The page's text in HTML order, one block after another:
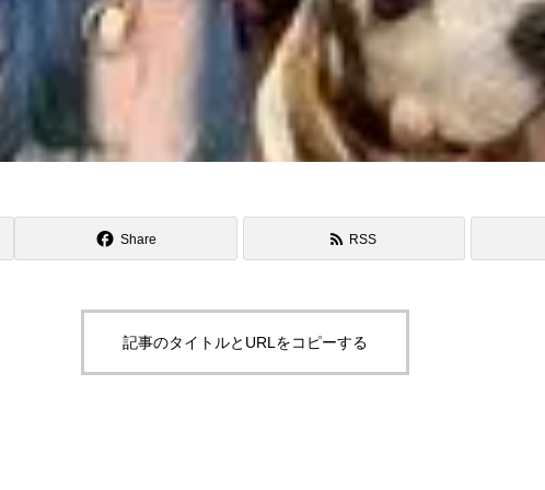
Share RSS
記事のタイトルとURLをコピーする